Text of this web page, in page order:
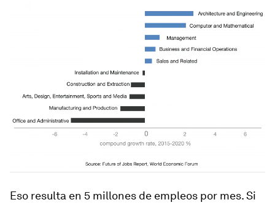
Eso resulta en 5 millones de empleos por mes. Si